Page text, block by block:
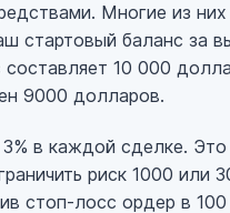
Многие из
стартовый баланс за
10 000
9000 долларов.
в каждой сделке.
риск 1000 или
стоп-лосс ордер в